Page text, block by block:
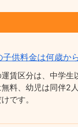
子供料金は何歳か
賃区分は、中学生
料、幼児は同伴2
です。